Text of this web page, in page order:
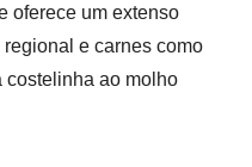
oferece um extenso
e carnes como
costelinha ao molho